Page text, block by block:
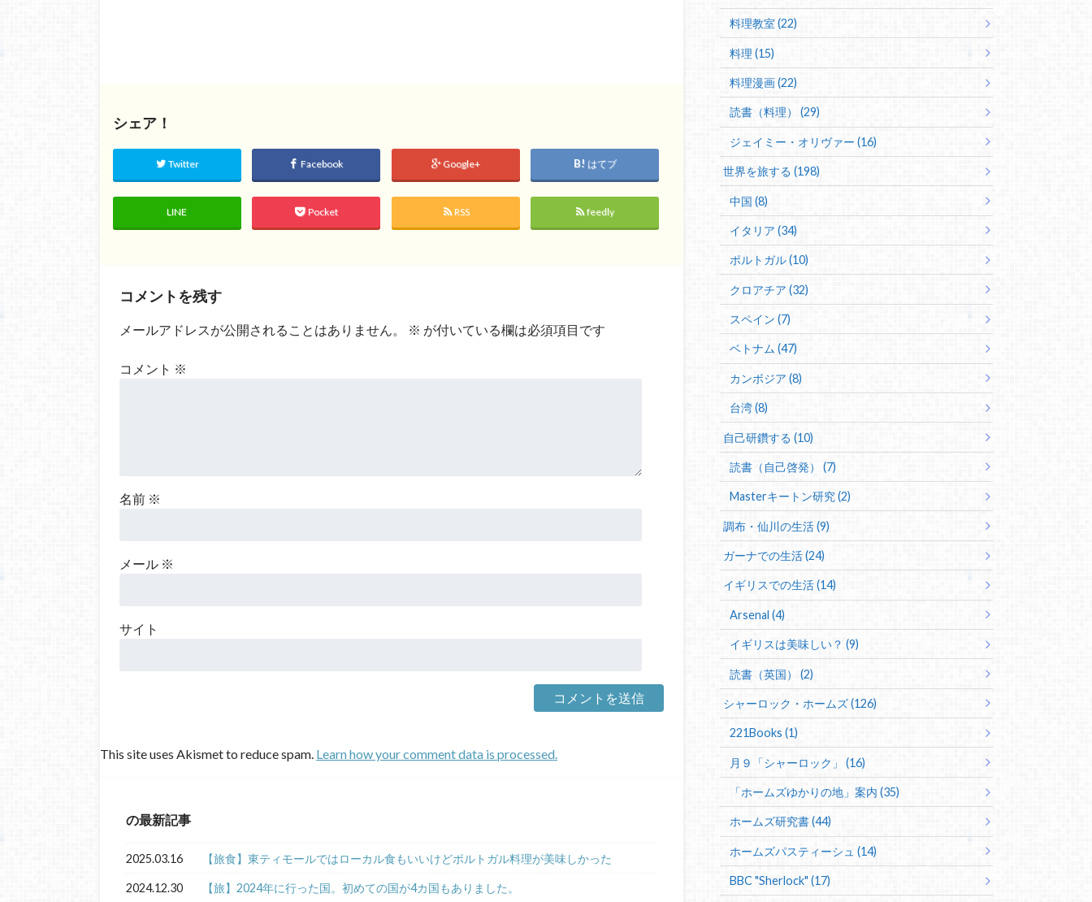
シェア！
Twitter Facebook Google+ はてブ
LINE Pocket RSS feedly
コメントを残す
メールアドレスが公開されることはありません。 ※ が付いている欄は必須項目です
コメント ※
名前 ※
メール ※
サイト
This site uses Akismet to reduce spam. Learn how your comment data is processed.
の最新記事
2025.03.16 【旅食】東ティモールではローカル食もいいけどポルトガル料理が美味しかった
2024.12.30 【旅】2024年に行った国。初めての国が4カ国もありました。
料理教室 (22)
料理 (15)
料理漫画 (22)
読書（料理） (29)
ジェイミー・オリヴァー (16)
世界を旅する (198)
中国 (8)
イタリア (34)
ポルトガル (10)
クロアチア (32)
スペイン (7)
ベトナム (47)
カンボジア (8)
台湾 (8)
自己研鑽する (10)
読書（自己啓発） (7)
Masterキートン研究 (2)
調布・仙川の生活 (9)
ガーナでの生活 (24)
イギリスでの生活 (14)
Arsenal (4)
イギリスは美味しい？ (9)
読書（英国） (2)
シャーロック・ホームズ (126)
221Books (1)
月９「シャーロック」 (16)
「ホームズゆかりの地」案内 (35)
ホームズ研究書 (44)
ホームズパスティーシュ (14)
BBC "Sherlock" (17)